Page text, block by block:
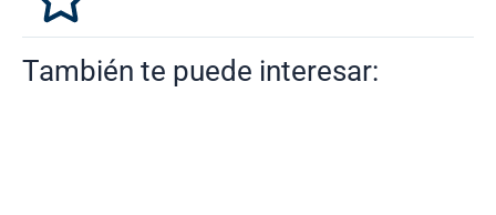
También te puede interesar: